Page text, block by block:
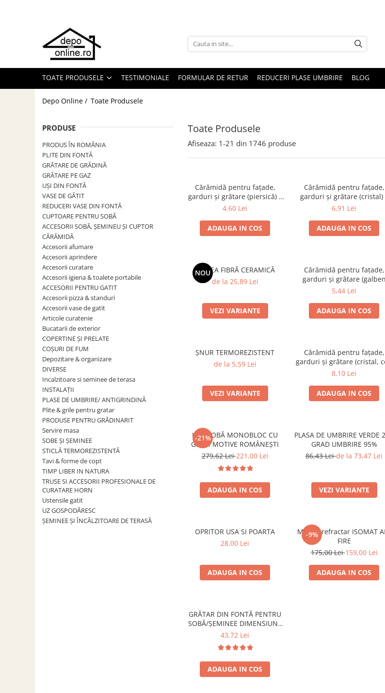
Toate Produsele
PRODUS ÎN ROMÂNIA
Grătare barbeque din fontă
România
Grătare tehnice din fontă România
GRĂTARE DE GRĂDINĂ
Accesorii pentru grătare
Cuptoare de pizza
Grătare din fontă
Grătare din inox
Grătare electrice
Grătare pe cărbuni
GRĂTARE PE GAZ
UȘI DIN FONTĂ
Uși de cuptor
Uși pentru sobă și șemineu
VASE DE GĂTIT
Vase pentru gătit din aluminiu
Vase pentru gătit din fontă
Vase pentru gătit din inox
Vase pentru gătit din oțel
REDUCERI VASE DIN FONTĂ
CUPTOARE PENTRU SOBĂ
ACCESORII SOBĂ, ȘEMINEU ȘI
ACCESORII PENTRU GATIT
COPERTINE ȘI PRELATE
Prelată impermeabilă din
polietilenă cu inele
COȘURI DE FUM
Coșuri de fum din beton
Coșuri de fum din inox
TOATE PRODUSELE TESTIMONIALE FORMULAR DE RETUR REDUCERI PLASE UMBRIRE BLOG
Depo Online / Toate Produsele
Toate Produsele
PRODUSE
PRODUS ÎN ROMÂNIA
PLITE DIN FONTĂ
GRĂTARE DE GRĂDINĂ
GRĂTARE PE GAZ
UȘI DIN FONTĂ
VASE DE GĂTIT
REDUCERI VASE DIN FONTĂ
CUPTOARE PENTRU SOBĂ
ACCESORII SOBĂ, ȘEMINEU ȘI CUPTOR
CĂRĂMIDĂ
Accesorii afumare
Accesorii aprindere
Accesorii curatare
Accesorii igiena & toalete portabile
ACCESORII PENTRU GATIT
Accesorii pizza & standuri
Accesorii vase de gatit
Articole curatenie
Bucatarii de exterior
COPERTINE ȘI PRELATE
COȘURI DE FUM
Depozitare & organizare
DIVERSE
Incalzitoare si seminee de terasa
INSTALAȚII
PLASE DE UMBRIRE/ ANTIGRINDINĂ
Plite & grile pentru gratar
PRODUSE PENTRU GRĂDINARIT
Servire masa
SOBE ȘI ȘEMINEE
STICLĂ TERMOREZISTENTĂ
Tavi & forme de copt
TIMP LIBER IN NATURA
TRUSE SI ACCESORII PROFESIONALE DE
CURATARE HORN
Ustensile gatit
UZ GOSPODĂRESC
ȘEMINEE ȘI ÎNCĂLZITOARE DE TERASĂ
Afiseaza: 1-21 din 1746 produse
Cărămidă pentru fațade,
garduri și grătare (piersică) –
250 × 120 × 65 mm
4,60 Lei
ADAUGA IN COS
Cărămidă pentru fațade,
garduri și grătare (cristal)
250 × 120 × 65 mm
6,91 Lei
ADAUGA IN COS
NOU
SALTEA FIBRĂ CERAMICĂ
de la 25,89 Lei
VEZI VARIANTE
Cărămidă pentru fațade,
garduri și grătare (galben
corsica) – 250 × 120 × 65
5,44 Lei
ADAUGA IN COS
ȘNUR TERMOREZISTENT
de la 5,59 Lei
VEZI VARIANTE
Cărămidă pentru fațade,
garduri și grătare (cristal,
rotunjit) – 250 × 120 × 65
8,10 Lei
ADAUGA IN COS
-21%
UȘĂ SOBĂ MONOBLOC CU
GEAM MOTIVE ROMÂNEȘTI
279,62 Lei221,00 Lei
ADAUGA IN COS
PLASA DE UMBRIRE VERDE
GRAD UMBRIRE 95%
86,43 Leide la 73,47 Lei
VEZI VARIANTE
OPRITOR USA SI POARTA
28,00 Lei
ADAUGA IN COS
-9%
Mortar refractar ISOMAT
FIRE
175,00 Lei159,00 Lei
ADAUGA IN COS
GRĂTAR DIN FONTĂ PENTRU
SOBĂ/ȘEMINEE DIMENSIUNE
300 mm x 200 mm
43,72 Lei
ADAUGA IN COS